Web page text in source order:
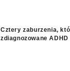
Cztery zaburzenia,
zdiagnozowane ADHD